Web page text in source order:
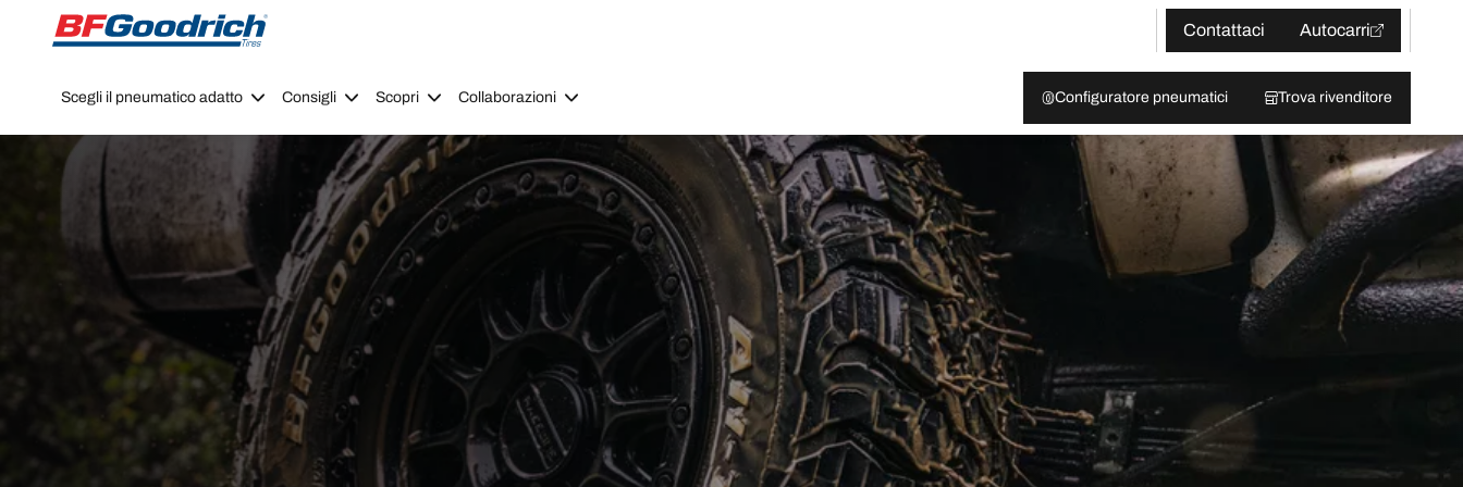
Go to page content
Go to page navigation
Contattaci
Autocarri
Scegli il pneumatico adatto Consigli Scopri Collaborazioni Configuratore pneumatici Trova rivenditore